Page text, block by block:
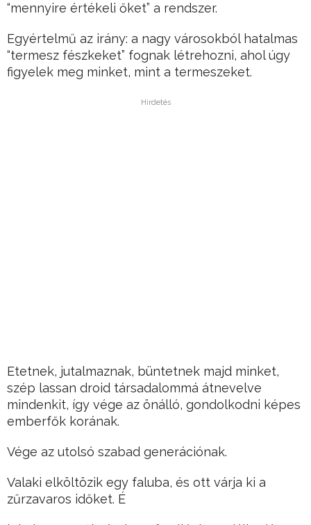
“mennyire értékeli őket” a rendszer.
Egyértelmű az irány: a nagy városokból hatalmas
“termesz fészkeket” fognak létrehozni, ahol úgy
figyelek meg minket, mint a termeszeket.
Hirdetés
Etetnek, jutalmaznak, büntetnek majd minket,
szép lassan droid társadalommá átnevelve
mindenkit, így vége az önálló, gondolkodni képes
emberfők korának.
Vége az utolsó szabad generációnak.
Valaki elköltözik egy faluba, és ott várja ki a
zűrzavaros időket. É